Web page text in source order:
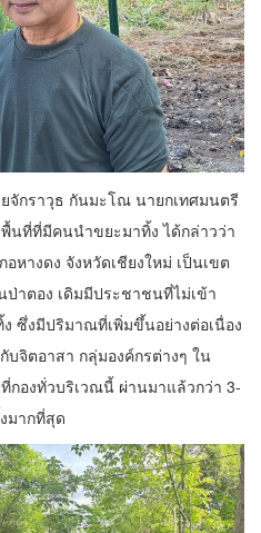
จักราวุธ กันมะโณ นายกเทศมนตรี
นที่ที่มีคนนำขยะมาทิ้ง ได้กล่าวว่า
หางดง จังหวัดเชียงใหม่ เป็นเขต
าตอง เดิมมีประชาชนที่ไม่เข้า
ซึ่งมีปริมาณที่เพิ่มขึ้นอย่างต่อเนื่อง
จิตอาสา กลุ่มองค์กรต่างๆ ใน
กองทั่วบริเวณนี้ ผ่านมาแล้วกว่า 3-
มากที่สุด